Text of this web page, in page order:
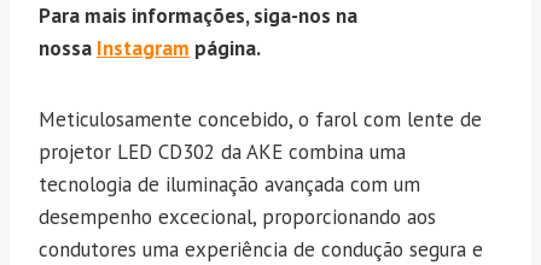
Para mais informações, siga-nos na
nossa Instagram página.
Meticulosamente concebido, o farol com lente de
projetor LED CD302 da AKE combina uma
tecnologia de iluminação avançada com um
desempenho excecional, proporcionando aos
condutores uma experiência de condução segura e